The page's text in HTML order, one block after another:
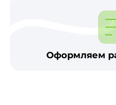
Оформляем